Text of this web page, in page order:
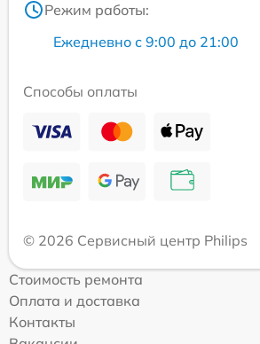
Режим работы:
Ежедневно с 9:00 до 21:00
Способы оплаты
© 2026 Сервисный центр Philips
Стоимость ремонта
Оплата и доставка
Контакты